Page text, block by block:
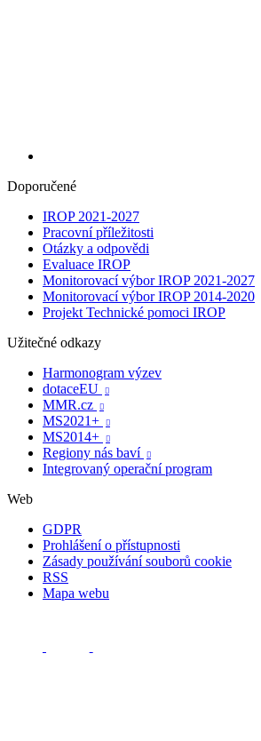
Doporučené
IROP 2021-2027
Pracovní příležitosti
Otázky a odpovědi
Evaluace IROP
Monitorovací výbor IROP 2021-2027
Monitorovací výbor IROP 2014-2020
Projekt Technické pomoci IROP
Užitečné odkazy
Harmonogram výzev
dotaceEU

MMR.cz 
MS2021+ 
MS2014+ 
Regiony nás baví 
Integrovaný operační program
Web
GDPR
Prohlášení o přístupnosti
Zásady používání souborů cookie
RSS
Mapa webu